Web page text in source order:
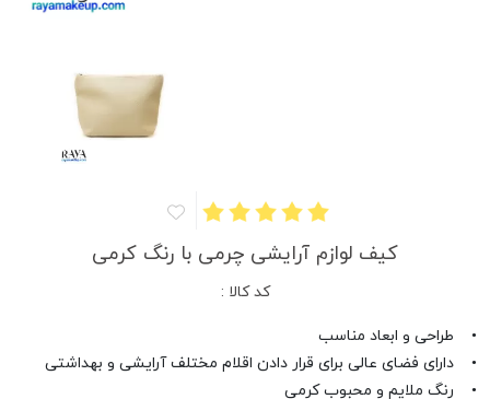
کیف لوازم آرایشی چرمی با رنگ کرمی
کد کالا :
• طراحی و ابعاد مناسب
• دارای فضای عالی برای قرار دادن اقلام مختلف آرایشی و بهداشتی
• رنگ ملایم و محبوب کرمی